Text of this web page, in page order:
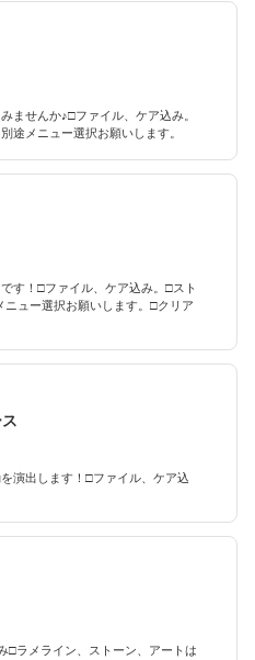
ませんか♪□ファイル、ケア込み。
途メニュー選択お願いします。
す！□ファイル、ケア込み。□スト
ュー選択お願いします。□クリア
演出します！□ファイル、ケア込
□ラメライン、ストーン、アートは